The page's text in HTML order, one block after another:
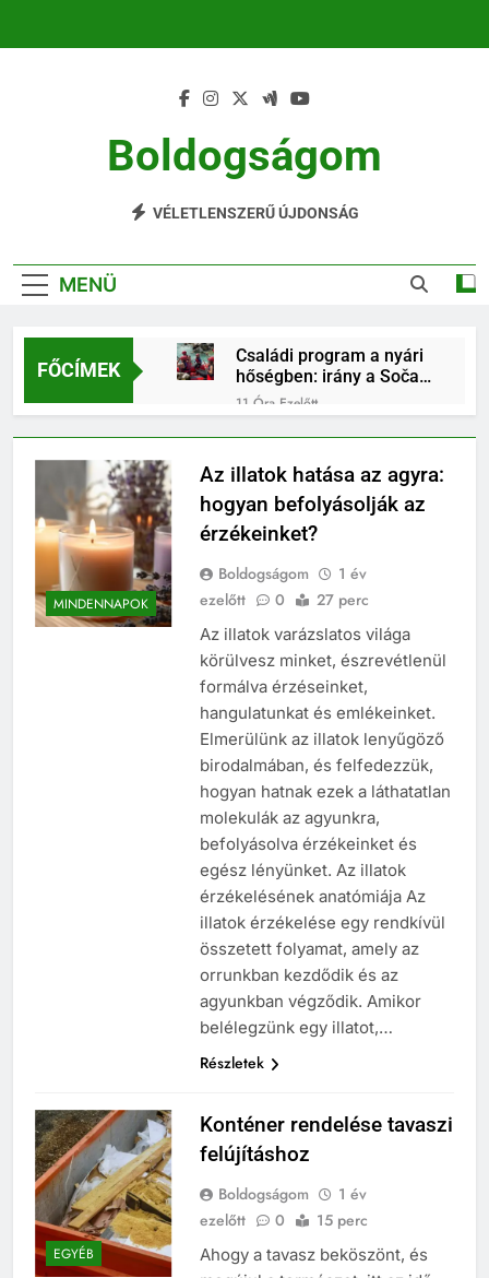
Boldogságom
Mindennapi Élet Örömei
VÉLETLENSZERŰ ÚJDONSÁG
MENÜ
FŐCÍMEK
Családi program a nyári
hőségben: irány a Soča-
völgy!
11 Óra Ezelőtt
gondozási feladatok?
2 Hét Ezelőtt
Növénytársítás a
díszkertben: így alakíts ki
harmonikus
növénycsoportokat
3 Hét Ezelőtt
Nyomtatott
marketinganyagok,
amelyek ma is
hatékonyan támogatják az
értékesítést
Ér még valamit a SEO
vagy mindent átvett a
mesterséges
intelligencia?
2 Hónap Ezelőtt
Milyen növényfajtákat
válasszunk otthonra?
2 Hónap Ezelőtt
MINDENNAPOK
Az illatok hatása az agyra:
hogyan befolyásolják az
érzékeinket?
Boldogságom
1 év
ezelőtt
0 27 perc
Az illatok varázslatos világa
körülvesz minket, észrevétlenül
formálva érzéseinket,
hangulatunkat és emlékeinket.
Elmerülünk az illatok lenyűgöző
birodalmában, és felfedezzük,
hogyan hatnak ezek a láthatatlan
molekulák az agyunkra,
befolyásolva érzékeinket és
egész lényünket. Az illatok
érzékelésének anatómiája Az
illatok érzékelése egy rendkívül
összetett folyamat, amely az
orrunkban kezdődik és az
agyunkban végződik. Amikor
belélegzünk egy illatot,…
Részletek
EGYÉB
Konténer rendelése tavaszi
felújításhoz
Boldogságom
1 év
ezelőtt
0 15 perc
Ahogy a tavasz beköszönt, és